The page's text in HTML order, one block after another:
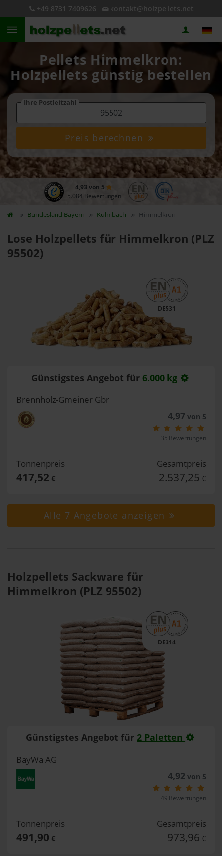
+49 8731 7409626 kontakt@holzpellets.net
Pellets Himmelkron:
Holzpellets günstig bestellen
Ihre Postleitzahl
Preis berechnen
4,93 von 5
5.084 Bewertungen
Bundesland Bayern Kulmbach Himmelkron
Lose Holzpellets für Himmelkron (PLZ
95502)
DE531
Günstigstes Angebot für 6.000 kg
Brennholz-Gmeiner Gbr
4,97von 5
35 Bewertungen
Tonnenpreis
417,52 €
Gesamtpreis
2.537,25 €
Alle 7 Angebote anzeigen
Holzpellets Sackware für
Himmelkron (PLZ 95502)
DE314
Günstigstes Angebot für 2 Paletten
BayWa AG
4,92von 5
49 Bewertungen
Tonnenpreis
491,90 €
Gesamtpreis
973,96 €